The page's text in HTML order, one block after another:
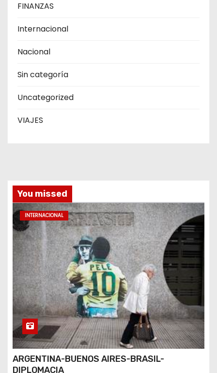
FINANZAS
Internacional
Nacional
Sin categoría
Uncategorized
VIAJES
You missed
INTERNACIONAL
ARGENTINA-BUENOS AIRES-BRASIL-
DIPLOMACIA